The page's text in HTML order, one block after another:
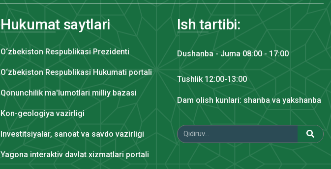
Hukumat saytlari
O‘zbekiston Respublikasi Prezidenti
O‘zbekiston Respublikasi Hukumati portali
Qonunchilik ma'lumotlari milliy bazasi
Kon-geologiya vazirligi
Investitsiyalar, sanoat va savdo vazirligi
Yagona interaktiv davlat xizmatlari portali
Ish tartibi:
Dushanba - Juma 08:00 - 17:00
Tushlik 12:00-13:00
Dam olish kunlari: shanba va yakshanba